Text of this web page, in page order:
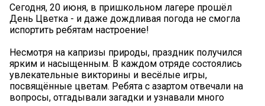
Сегодня, 20 июня, в пришкольном лагере прошёл
День Цветка - и даже дождливая погода не смогла
испортить ребятам настроение!
Несмотря на капризы природы, праздник получился
ярким и насыщенным. В каждом отряде состоялись
увлекательные викторины и весёлые игры,
посвящённые цветам. Ребята с азартом отвечали на
вопросы, отгадывали загадки и узнавали много